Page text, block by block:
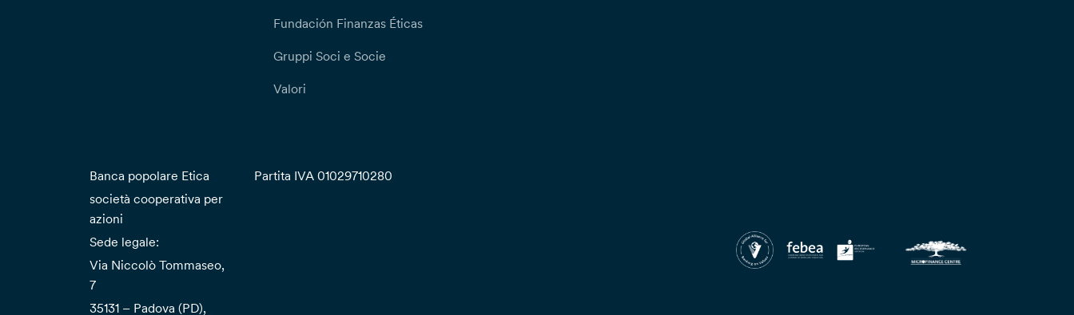
Fundación Finanzas Éticas
Gruppi Soci e Socie
Valori
Banca popolare Etica
società cooperativa per
azioni
Sede legale:
Via Niccolò Tommaseo,
7
35131 – Padova (PD),
Partita IVA 01029710280